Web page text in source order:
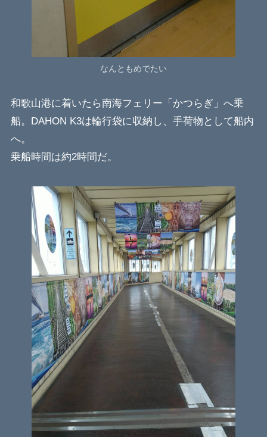
なんともめでたい
和歌山港に着いたら南海フェリー「かつらぎ」へ乗
船。DAHON K3は輪行袋に収納し、手荷物として船内
へ。
乗船時間は約2時間だ。